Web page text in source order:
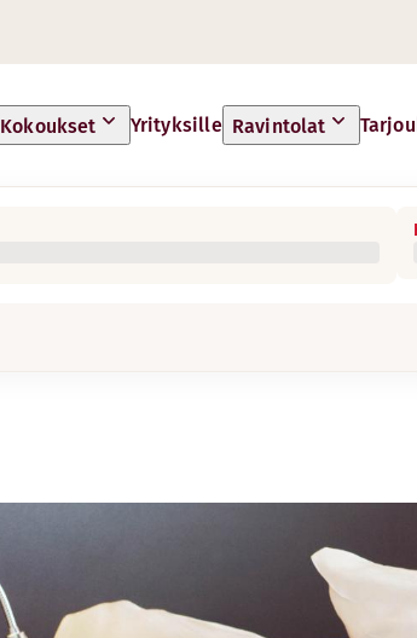
Kokoukset Yrityksille Ravintolat